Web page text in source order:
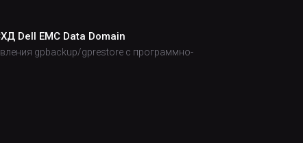
Dell EMC Data Domain
gpbackup/gprestore с программно-